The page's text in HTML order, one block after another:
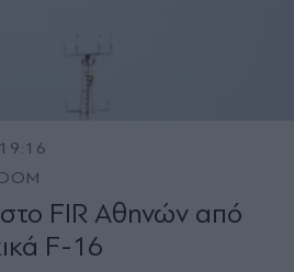
στο FIR Αθηνών από
F-16